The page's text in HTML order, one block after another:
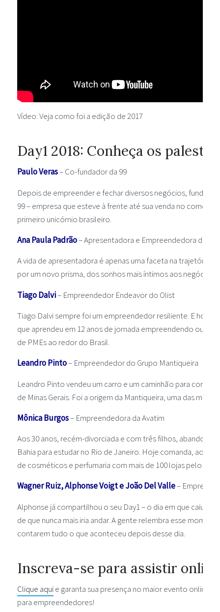
Vídeo: Veja como foi a edição de 2017
Day1 2018: Conheça os
Paulo Veras– Co-fundador da 99
Depois de empreender e fechar diversos negócios, fundou
99 – empresa que esteve à frente até sua venda no
primeiro unicórnio brasileiro.
Ana Paula Padrão– Apresentadora e Empreendedora da
A vida de apresentadora é apenas uma faceta na trajetória
por um novo prisma, dos sonhos mais íntimos aos negócios
Tiago Dalvi– Empreendedor Endeavor do Olist
Tiago Dalvi sempre foi um empreendedor resiliente. E hoje,
que aprendeu em 12 anos de jornada empreendendo
de PMEs ao redor do Brasil.
Leandro Pinto– Empreendedor do Grupo Mantiqueira
Leandro Pinto vendeu um carro e um caminhão para
de Minas Gerais. Foi a origem da Mantiqueira, uma das
Mônica Burgos– Empreendedora da Avatim
Aos 30 anos, recém-divorciada e com três filhos,
Bahia para estudar no Rio de Janeiro. Hoje comanda, ao
de cosméticos e perfumaria com mais de 100 lojas pelo
Wagner Ruiz, Alphonse Voigt e João Del Valle–
Alphonse já compartilhou o seu Day1 – o dia em que caiu de
de que nunca mais iria andar. A gente relembra esse
contarem tudo o que aconteceu depois desse dia.
Inscreva-se para assistir online
Clique aquie garanta sua presença no maior evento online,
para empreendedores!